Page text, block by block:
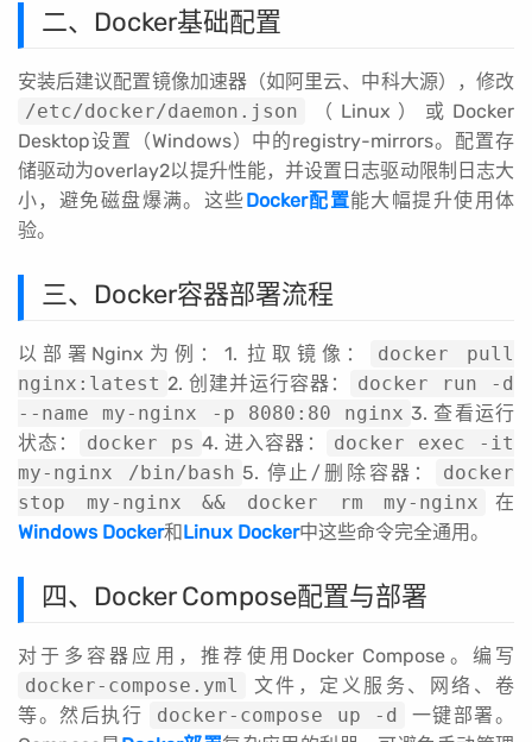
二、Docker基础配置
安装后建议配置镜像加速器（如阿里云、中科大源），修改
/etc/docker/daemon.json
（Linux）或Docker
Desktop设置（Windows）中的registry-mirrors。配置存
储驱动为overlay2以提升性能，并设置日志驱动限制日志大
小，避免磁盘爆满。这些Docker配置能大幅提升使用体
验。
三、Docker容器部署流程
以部署Nginx为例：1. 拉取镜像：
docker pull
nginx:latest 2. 创建并运行容器：
docker run -d
--name my-nginx -p 8080:80 nginx 3. 查看运行
状态：
docker ps 4. 进入容器：
docker exec -it
my-nginx /bin/bash 5. 停止/删除容器：
docker
stop my-nginx && docker rm my-nginx
在
Windows Docker和Linux Docker中这些命令完全通用。
四、Docker Compose配置与部署
对于多容器应用，推荐使用Docker Compose。编写
docker-compose.yml
文件，定义服务、网络、卷
等。然后执行
docker-compose up -d
一键部署。